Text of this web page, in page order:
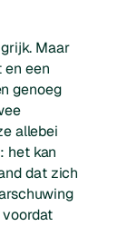
Maar
een
genoeg
allebei
het kan
dat zich